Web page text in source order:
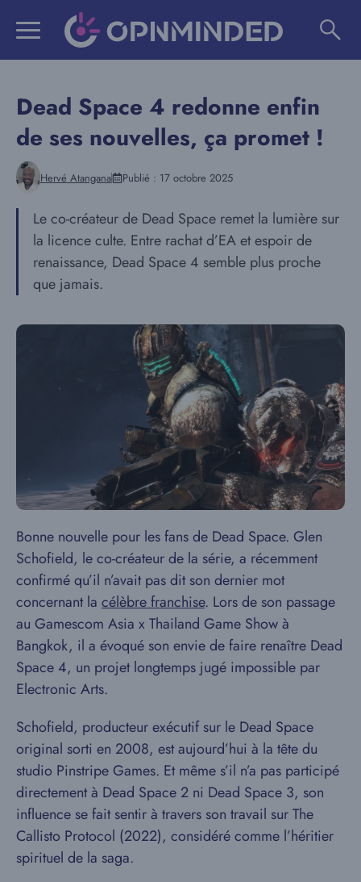
Dead Space 4 redonne enfin
de ses nouvelles, ça promet !
Hervé Atangana Publié : 17 octobre 2025
Le co-créateur de Dead Space remet la lumière sur
la licence culte. Entre rachat d’EA et espoir de
renaissance, Dead Space 4 semble plus proche
que jamais.
Bonne nouvelle pour les fans de Dead Space. Glen
Schofield, le co-créateur de la série, a récemment
confirmé qu’il n’avait pas dit son dernier mot
concernant la célèbre franchise. Lors de son passage
au Gamescom Asia x Thailand Game Show à
Bangkok, il a évoqué son envie de faire renaître Dead
Space 4, un projet longtemps jugé impossible par
Electronic Arts.
Schofield, producteur exécutif sur le Dead Space
original sorti en 2008, est aujourd’hui à la tête du
studio Pinstripe Games. Et même s’il n’a pas participé
directement à Dead Space 2 ni Dead Space 3, son
influence se fait sentir à travers son travail sur The
Callisto Protocol (2022), considéré comme l’héritier
spirituel de la saga.